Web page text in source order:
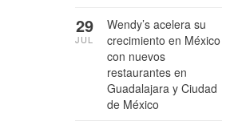
Wendy’s acelera su
crecimiento en México
con nuevos
restaurantes en
Guadalajara y Ciudad
de México
29
JUL